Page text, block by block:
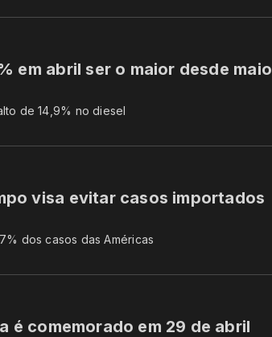
em abril ser o maior desde maio
de 14,9% no diesel
visa evitar casos importados
dos casos das Américas
é comemorado em 29 de abril